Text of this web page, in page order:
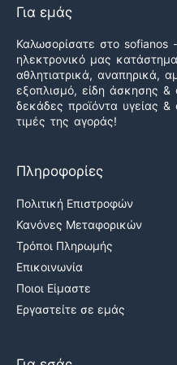
Για εμάς
Καλωσορίσατε στο sofianos
ηλεκτρονικό μας
αθλητιατρικά, αναπηρικά,
εξοπλισμό, είδη άσκησης
δεκάδες προϊόντα υγείας &
τιμές της αγοράς!
Πληροφορίες
Πολιτική Επιστροφών
Κανόνες Μεταφορικών
Τρόποι Πληρωμής
Επικοινωνία
Ποιοι Είμαστε
Εργαστείτε σε εμάς